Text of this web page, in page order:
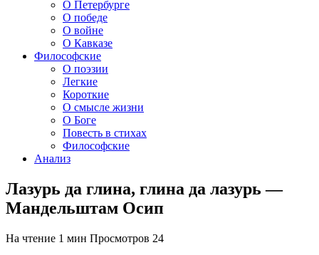
О Петербурге
О победе
О войне
О Кавказе
Философские
О поэзии
Легкие
Короткие
О смысле жизни
О Боге
Повесть в стихах
Философские
Анализ
Лазурь да глина, глина да лазурь —
Мандельштам Осип
На чтение 1 мин Просмотров 24